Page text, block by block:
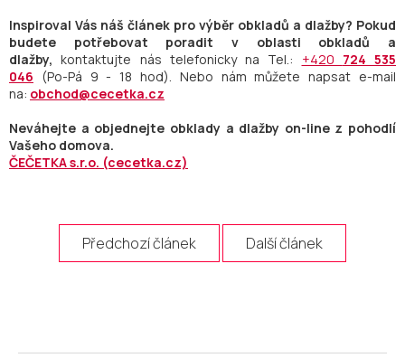
Inspiroval Vás náš článek pro výběr obkladů a dlažby? Pokud
budete potřebovat poradit v oblasti obkladů a
dlažby, kontaktujte nás telefonicky na Tel.: +420 724 535
046 (Po-Pá 9 - 18 hod). Nebo nám můžete napsat e-mail
na: obchod@cecetka.cz
Neváhejte a objednejte obklady a dlažby on-line z pohodlí
Vašeho domova.
ČEČETKA s.r.o. (cecetka.cz)
Předchozí článek Další článek